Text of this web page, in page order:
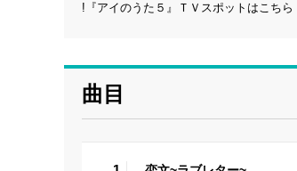
!『アイのうた５』ＴＶスポットはこ
曲目